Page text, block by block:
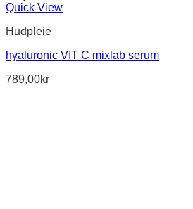
Quick View
Hudpleie
hyaluronic VIT C mixlab serum
789,00kr